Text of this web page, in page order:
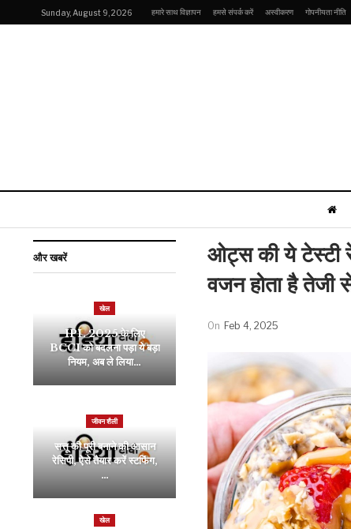
Sunday, August 9, 2026 हमारे साथ विज्ञापन हमसे संपर्क करें अस्वीकरण गोपनीयता नीति
ओट्स की ये टेस्टी
वजन होता है तेजी
On Feb 4, 2025
और खबरें
खेल
IPL 2025 के लिए
BCCI को बदलना पड़ा ये बड़ा
नियम, अब ले लिया…
जीवन शैली
सत्तू की पूरी बनाने की आसान
रेसिपी, ऐसे तैयार करें स्टफिंग,
…
खेल
टी20 वर्ल्ड कप में प्लेयर ऑफ
को…
खेल
35 साल के पाकिस्तानी प्लेयर
ने वापस लिया रिटायरमेंट,
T20…